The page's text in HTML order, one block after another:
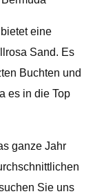
eine
Sand. Es
Buchten und
es in die Top
ganze Jahr
Sie uns